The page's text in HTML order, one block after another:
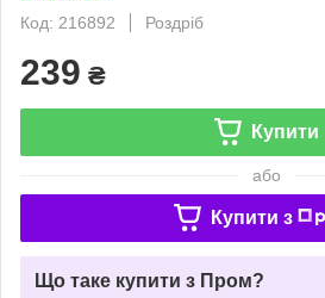
Код: 216892
Роздріб
239 ₴
Купити
або
Купити з
Що таке купити з Пром?